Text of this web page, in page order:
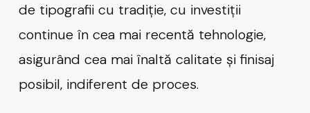
de tipografii cu tradiție, cu investiții
continue în cea mai recentă tehnologie,
asigurând cea mai înaltă calitate și finisaj
posibil, indiferent de proces.